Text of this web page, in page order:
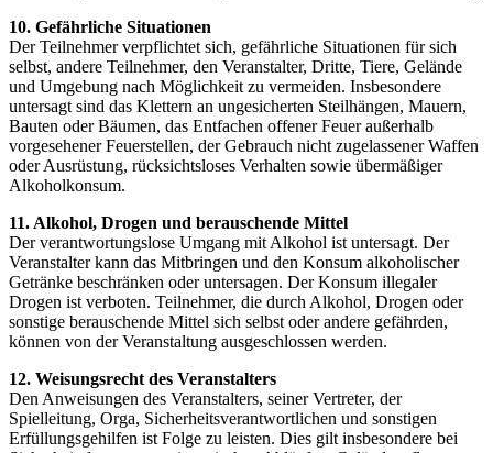
10. Gefährliche Situationen
Der Teilnehmer verpflichtet sich, gefährliche Situationen für sich
selbst, andere Teilnehmer, den Veranstalter, Dritte, Tiere, Gelände
und Umgebung nach Möglichkeit zu vermeiden. Insbesondere
untersagt sind das Klettern an ungesicherten Steilhängen, Mauern,
Bauten oder Bäumen, das Entfachen offener Feuer außerhalb
vorgesehener Feuerstellen, der Gebrauch nicht zugelassener Waffen
oder Ausrüstung, rücksichtsloses Verhalten sowie übermäßiger
Alkoholkonsum.
11. Alkohol, Drogen und berauschende Mittel
Der verantwortungslose Umgang mit Alkohol ist untersagt. Der
Veranstalter kann das Mitbringen und den Konsum alkoholischer
Getränke beschränken oder untersagen. Der Konsum illegaler
Drogen ist verboten. Teilnehmer, die durch Alkohol, Drogen oder
sonstige berauschende Mittel sich selbst oder andere gefährden,
können von der Veranstaltung ausgeschlossen werden.
12. Weisungsrecht des Veranstalters
Den Anweisungen des Veranstalters, seiner Vertreter, der
Spielleitung, Orga, Sicherheitsverantwortlichen und sonstigen
Erfüllungsgehilfen ist Folge zu leisten. Dies gilt insbesondere bei